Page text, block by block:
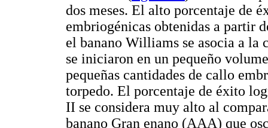
dos meses. El alto porcentaje de
embriogénicas obtenidas a partir
el banano Williams se asocia a la
se iniciaron en un pequeño
pequeñas cantidades de callo
torpedo. El porcentaje de éxito
II se considera muy alto al
banano Gran enano (AAA) que